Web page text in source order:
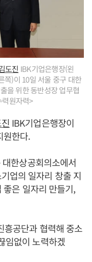
도진 IBK기업은행장(왼
쪽)이 10일 서울 중구 대한
을 위한 동반성장 업무협
력원자력>
IBK기업은행장이
원한다.
한상공회의소에서
업의 일자리 창출 지
은 일자리 만들기,
흥공단과 협력해 중소
임없이 노력하겠